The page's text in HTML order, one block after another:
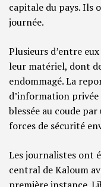
capitale du pays. Ils
journée.
Plusieurs d’entre
leur matériel, dont
endommagé. La
d’information privée
blessée au coude
forces de sécurité
Les journalistes ont
central de Kaloum